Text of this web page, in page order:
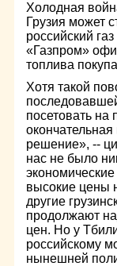
Холодная
Грузия может
российский
«Газпром»
топлива
Хотя такой
посетовать на
решение», --
нас не было
высокие цены
другие
продолжают
цен. Но у
российскому
нынешней